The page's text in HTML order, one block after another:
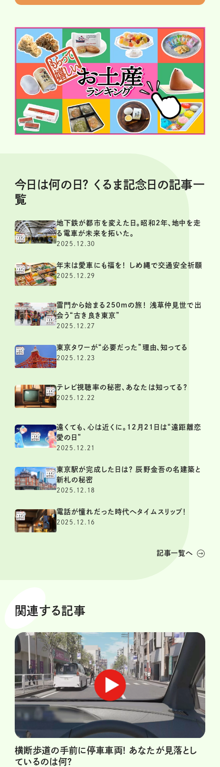
今日は何の日？ くるま記念日の記事一
覧
地下鉄が都市を変えた日。昭和2年、地中を走
る電車が未来を拓いた。
2025.12.30
年末は愛車にも福を！ しめ縄で交通安全祈願
2025.12.29
雷門から始まる250mの旅！ 浅草仲見世で出
会う“古き良き東京”
2025.12.27
東京タワーが“必要だった”理由、知ってる
2025.12.23
テレビ視聴率の秘密、あなたは知ってる？
2025.12.22
遠くても、心は近くに。12月21日は“遠距離恋
愛の日”
2025.12.21
東京駅が完成した日は？ 辰野金吾の名建築と
新札の秘密
2025.12.18
電話が憧れだった時代へタイムスリップ！
2025.12.16
記事一覧へ
関連する記事
横断歩道の手前に停車車両! あなたが見落とし
ているのは何?